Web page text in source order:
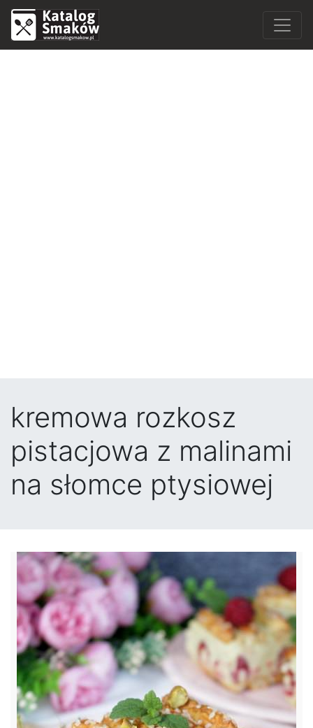
kremowa rozkosz
pistacjowa z malinami
na słomce ptysiowej